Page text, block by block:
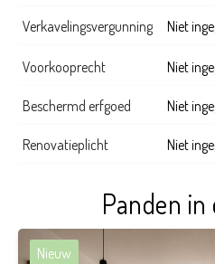
Verkavelingsvergunning Niet
Voorkooprecht Niet
Beschermd erfgoed Niet
Renovatieplicht Niet
Panden
Nieuw